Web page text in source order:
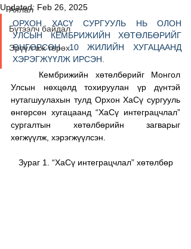
Аялал
Бүтээлч байдал
Эрүүл аж төрөх
Updated: Feb 26, 2025
ОРХОН ХАСҮ СУРГУУЛЬ НЬ ОЛОН
УЛСЫН КЕМБРИЖИЙН ХӨТӨЛБӨРИЙГ
ӨНГӨРСӨН 10 ЖИЛИЙН ХУГАЦААНД
ХЭРЭГЖҮҮЛЖ ИРСЭН.
Улсын нөхцөлд тохируулан үр дүнтэй
нутагшуулахын тулд Орхон ХаСү сургууль
өнгөрсөн хугацаанд “ХаСү интеграцчлал”
сургалтын хөтөлбөрийн загварыг
хөгжүүлж, хэрэгжүүлсэн.
Зураг 1. “ХаСү интеграцчлал” хөтөлбөр